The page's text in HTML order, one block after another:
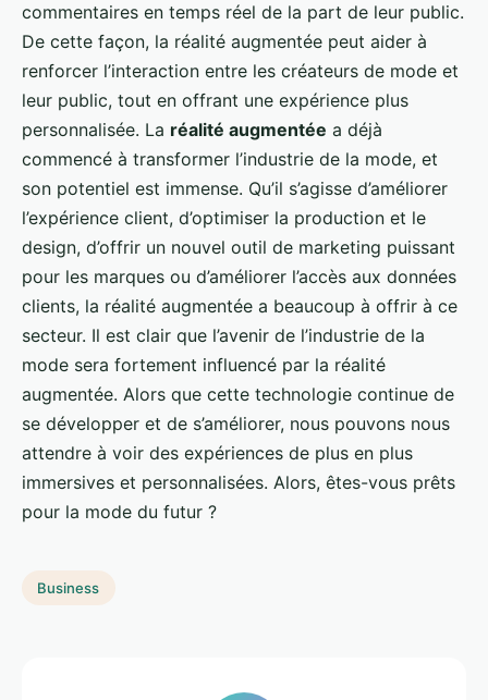
commentaires en temps réel de la part de leur public.
De cette façon, la réalité augmentée peut aider à
renforcer l’interaction entre les créateurs de mode et
leur public, tout en offrant une expérience plus
personnalisée. La réalité augmentée a déjà
commencé à transformer l’industrie de la mode, et
son potentiel est immense. Qu’il s’agisse d’améliorer
l’expérience client, d’optimiser la production et le
design, d’offrir un nouvel outil de marketing puissant
pour les marques ou d’améliorer l’accès aux données
clients, la réalité augmentée a beaucoup à offrir à ce
secteur. Il est clair que l’avenir de l’industrie de la
mode sera fortement influencé par la réalité
augmentée. Alors que cette technologie continue de
se développer et de s’améliorer, nous pouvons nous
attendre à voir des expériences de plus en plus
immersives et personnalisées. Alors, êtes-vous prêts
pour la mode du futur ?
Business